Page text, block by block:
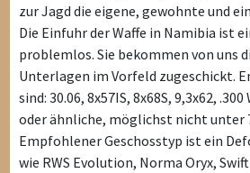
zur Jagd die eigene, gewohnte und
Die Einfuhr der Waffe in Namibia ist
problemlos. Sie bekommen von uns
Unterlagen im Vorfeld zugeschickt.
sind: 30.06, 8x57IS, 8x68S, 9,3x62,
oder ähnliche, möglichst nicht unter
Empfohlener Geschosstyp ist ein
wie RWS Evolution, Norma Oryx,